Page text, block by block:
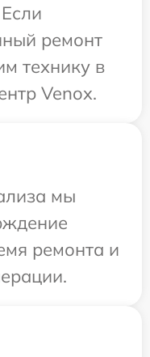
ремонт
технику в
Venox.
мы
ремонта и